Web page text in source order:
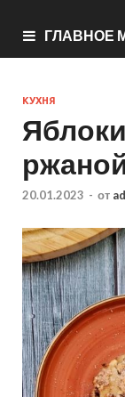
ГЛАВНОЕ
КУХНЯ
20.01.2023 - от